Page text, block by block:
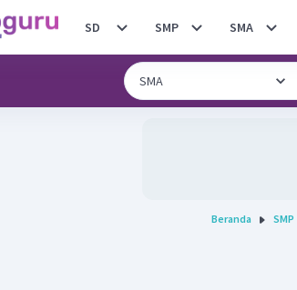
SD SMP SMA
Beranda SMP